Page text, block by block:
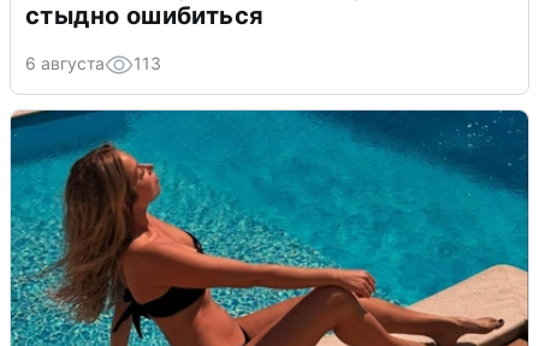
стыдно ошибиться
6 августа 113